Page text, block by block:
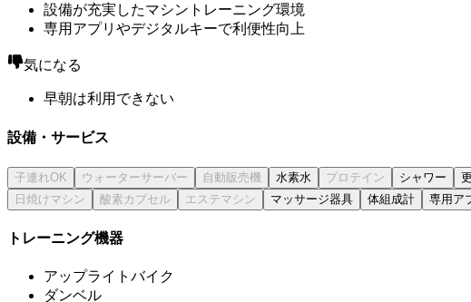
設備が充実したマシントレーニング環境
専用アプリやデジタルキーで利便性向上
気になる
早朝は利用できない
設備・サービス
水素水 シャワー
マッサージ器具
体組成計 専用ア
トレーニング機器
アップライトバイク
ダンベル